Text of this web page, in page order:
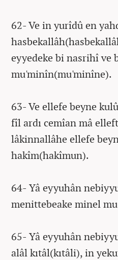
62- Ve in yurîdû en
eyyedeke bi nasrihî ve
mu'minîn(mu'minîne).
63- Ve ellefe beyne
fîl ardı cemîan mâ
lâkinnallâhe ellefe
hakîm(hakîmun).
64- Yâ eyyuhân
menittebeake minel
65- Yâ eyyuhân
alâl kıtâl(kıtâli), in